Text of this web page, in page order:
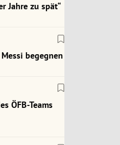
Jahre zu spät“
begegnen
ÖFB-Teams